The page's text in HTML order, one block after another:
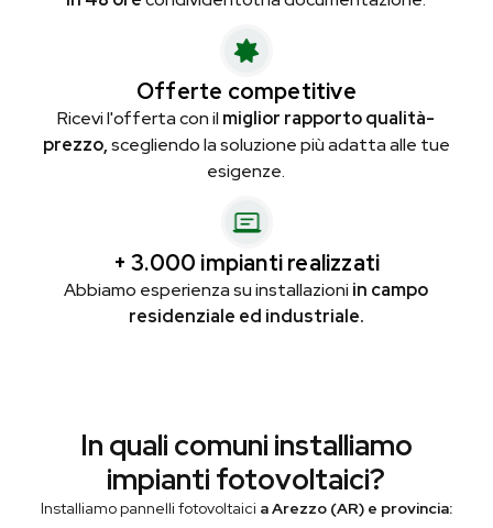
Offerte competitive
Ricevi l'offerta con il miglior rapporto qualità-
prezzo,scegliendo la soluzione più adatta alle tue
esigenze.
+ 3.000 impianti realizzati
Abbiamo esperienza su installazioni in campo
residenziale ed industriale.
In quali comuni installiamo
impianti fotovoltaici?
Installiamo pannelli fotovoltaici a Arezzo (AR) e provincia: